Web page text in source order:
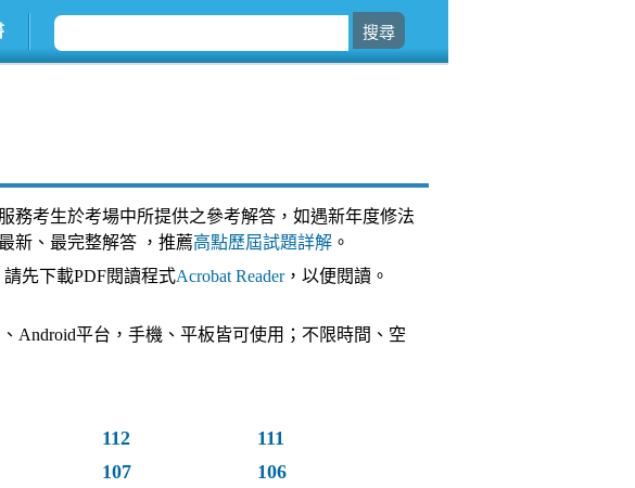
務考生於考場中所提供之參考解答，如遇新年度修法
新、最完整解答 ，推薦高點歷屆試題詳解。
先下載PDF閱讀程式Acrobat Reader，以便閱讀。
Android平台，手機、平板皆可使用；不限時間、空
112
111
107
106